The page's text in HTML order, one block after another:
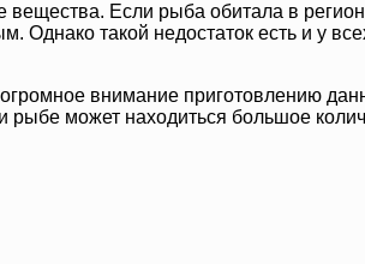
Если рыба обитала в
Однако такой недостаток есть и у
внимание приготовлению
может находиться большое